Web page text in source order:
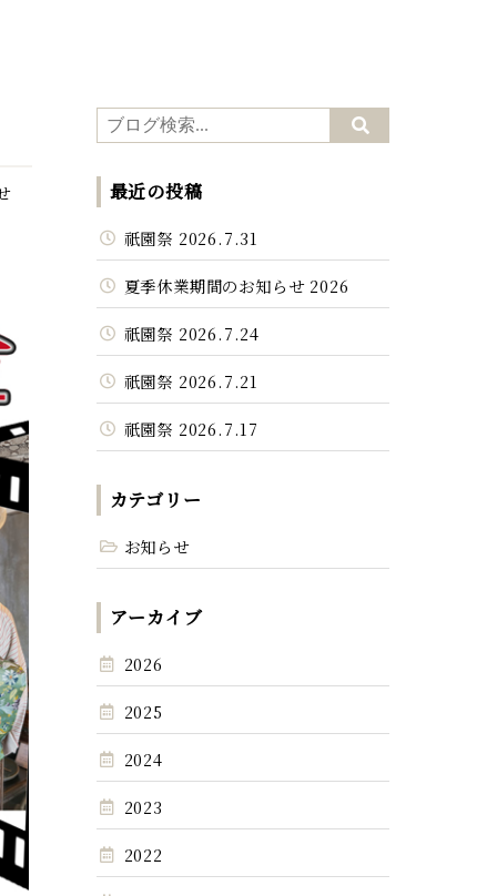
最近の投稿
祇園祭 2026.7.31
夏季休業期間のお知らせ 2026
祇園祭 2026.7.24
祇園祭 2026.7.21
祇園祭 2026.7.17
カテゴリー
お知らせ
アーカイブ
2026
2025
2024
2023
2022